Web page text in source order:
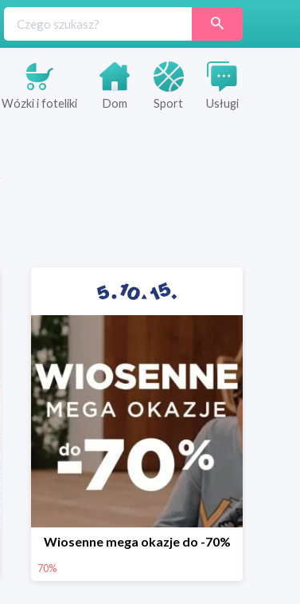
Wózki i foteliki Dom Sport Usługi
Wiosenne mega okazje do -70%
70%